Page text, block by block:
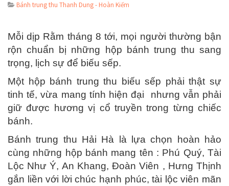
Bánh trung thu Thanh Dung - Hoàn Kiếm
Mỗi dịp Rằm tháng 8 tới, mọi người thường bận
rộn chuẩn bị những hộp bánh trung thu sang
trọng, lịch sự để biếu sếp.
Một hộp bánh trung thu biếu sếp phải thật sự
tinh tế, vừa mang tính hiện đại nhưng vẫn phải
giữ được hương vị cổ truyền trong từng chiếc
bánh.
Bánh trung thu Hải Hà là lựa chọn hoàn hảo
cùng những hộp bánh mang tên : Phú Quý, Tài
Lộc Như Ý, An Khang, Đoàn Viên , Hưng Thịnh
gắn liền với lời chúc hạnh phúc, tài lộc viên mãn